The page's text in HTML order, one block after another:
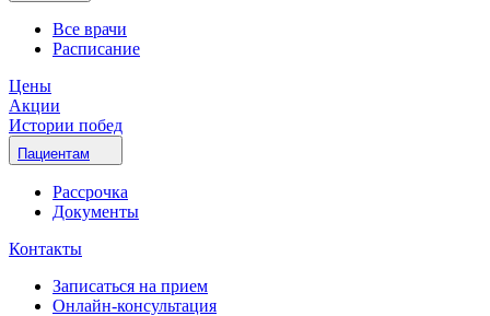
Все врачи
Расписание
Цены
Акции
Истории побед
Пациентам
Рассрочка
Документы
Контакты
Записаться на прием
Онлайн-консультация